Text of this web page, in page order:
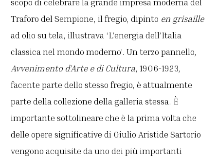
Traforo del Sempione, il fregio, dipinto en grisaille
ad olio su tela, illustrava ‘L’energia dell’Italia
classica nel mondo moderno’. Un terzo pannello,
Avvenimento d’Arte e di Cultura, 1906-1923,
facente parte dello stesso fregio, è attualmente
parte della collezione della galleria stessa. È
importante sottolineare che è la prima volta che
delle opere significative di Giulio Aristide Sartorio
vengono acquisite da uno dei più importanti